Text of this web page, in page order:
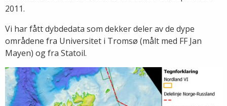
2011.
Vi har fått dybdedata som dekker deler av de dype
områdene fra Universitet i Tromsø (målt med FF Jan
Mayen) og fra Statoil.